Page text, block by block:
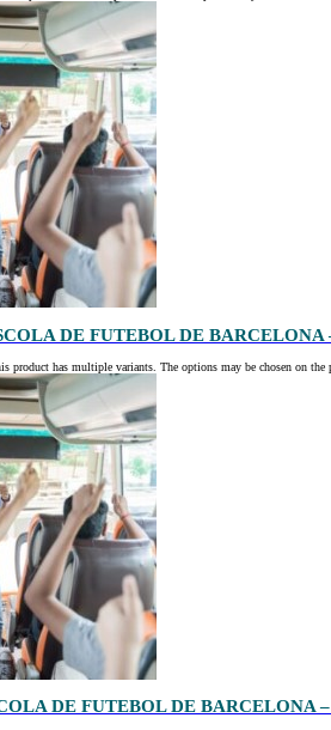
DE FUTEBOL DE
product has multiple variants. The options may be chosen on the
DE FUTEBOL DE BARCELONA